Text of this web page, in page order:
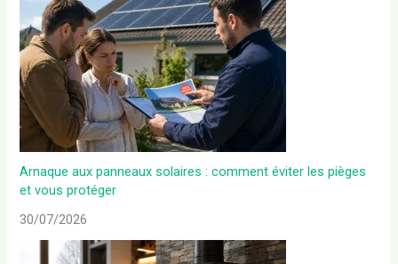
Arnaque aux panneaux solaires : comment éviter les pièges
et vous protéger
30/07/2026